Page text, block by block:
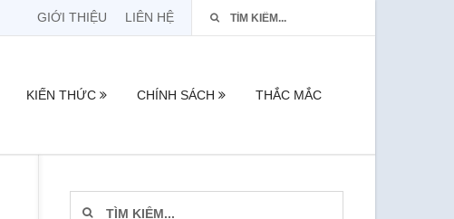
GIỚI THIỆU LIÊN HỆ
KIẾN THỨC CHÍNH SÁCH THẮC MẮC